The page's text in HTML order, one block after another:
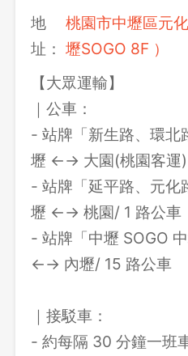
地
址：
桃園市中壢區元
壢SOGO 8F ）
【大眾運輸】
｜公車：
- 站牌「新生路、環北
壢 ←→ 大園(桃園客運)
- 站牌「延平路、元化
壢 ←→ 桃園/ 1 路公車
- 站牌「中壢 SOGO
←→ 內壢/ 15 路公車
｜接駁車：
- 約每隔 30 分鐘一班